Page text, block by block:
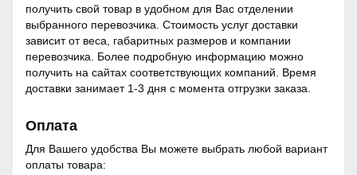
получить свой товар в удобном для Вас отделении
выбранного перевозчика. Стоимость услуг доставки
зависит от веса, габаритных размеров и компании
перевозчика. Более подробную информацию можно
получить на сайтах соответствующих компаний. Время
доставки занимает 1-3 дня с момента отгрузки заказа.
Оплата
Для Вашего удобства Вы можете выбрать любой вариант
оплаты товара: